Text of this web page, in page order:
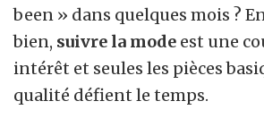
been » dans quelques mois ?
bien, suivre la mode est une
intérêt et seules les pièces
qualité défient le temps.